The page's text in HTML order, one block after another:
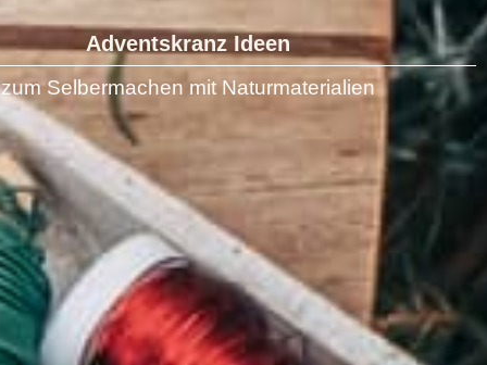
Adventskranz Ideen
zum Selbermachen mit Naturmaterialien